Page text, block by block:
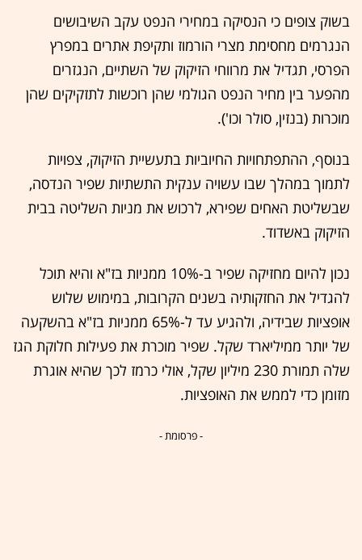
בשוק צופים כי הנסיקה במחירי הנפט עקב השיבושים
הנגרמים מחסימת מצרי הורמוז ותקיפת אתרים במפרץ
הפרסי, תגדיל את מרווחי הזיקוק של השתיים, הנגזרים
מהפער בין מחיר הנפט הגולמי שהן רוכשות לתזקיקים שהן
מוכרות (בנזין, סולר וכו').
בנוסף, ההתפתחויות החיוביות בתעשיית הזיקוק, צפויות
לתמוך במהלך שבו עשויה ענקית התשתיות שפיר הנדסה,
שבשליטת האחים שפירא, לרכוש את מניות השליטה בבית
הזיקוק באשדוד.
נכון להיום מחזיקה שפיר ב-10% ממניות בז"א והיא תוכל
להגדיל את החזקותיה בשנים הקרובות, במימוש שלוש
אופציות שבידיה, ולהגיע עד ל-65% ממניות בז"א בהשקעה
של יותר ממיליארד שקל. שפיר מוכרת את פעילות חלוקת הגז
שלה תמורת 230 מיליון שקל, אולי כרמז לכך שהיא אוגרת
מזומן כדי לממש את האופציות.
- פרסומת -